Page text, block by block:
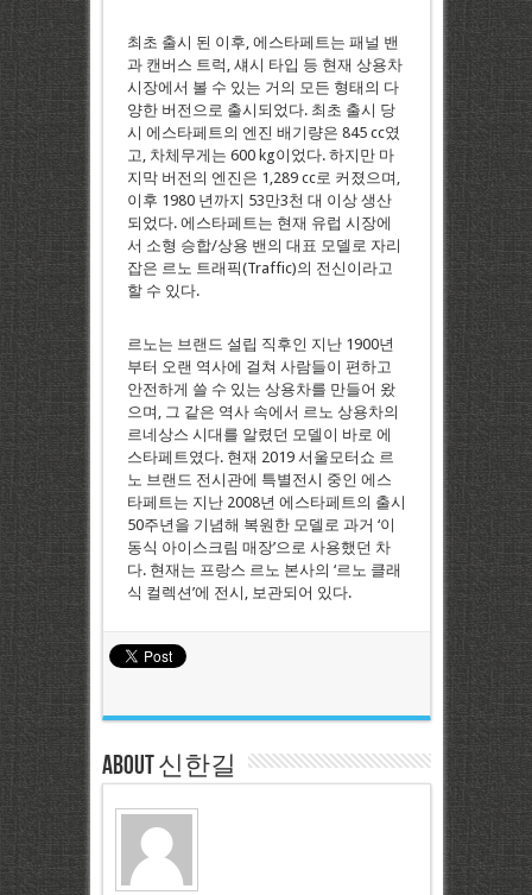
최초 출시 된 이후, 에스타페트는 패널 밴
과 캔버스 트럭, 섀시 타입 등 현재 상용차
시장에서 볼 수 있는 거의 모든 형태의 다
양한 버전으로 출시되었다. 최초 출시 당
시 에스타페트의 엔진 배기량은 845 cc였
고, 차체무게는 600 kg이었다. 하지만 마
지막 버전의 엔진은 1,289 cc로 커졌으며,
이후 1980 년까지 53만3천 대 이상 생산
되었다. 에스타페트는 현재 유럽 시장에
서 소형 승합/상용 밴의 대표 모델로 자리
잡은 르노 트래픽(Traffic)의 전신이라고
할 수 있다.
르노는 브랜드 설립 직후인 지난 1900년
부터 오랜 역사에 걸쳐 사람들이 편하고
안전하게 쓸 수 있는 상용차를 만들어 왔
으며, 그 같은 역사 속에서 르노 상용차의
르네상스 시대를 알렸던 모델이 바로 에
스타페트였다. 현재 2019 서울모터쇼 르
노 브랜드 전시관에 특별전시 중인 에스
타페트는 지난 2008년 에스타페트의 출시
50주년을 기념해 복원한 모델로 과거 ‘이
동식 아이스크림 매장’으로 사용했던 차
다. 현재는 프랑스 르노 본사의 ‘르노 클래
식 컬렉션’에 전시, 보관되어 있다.
About 신한길